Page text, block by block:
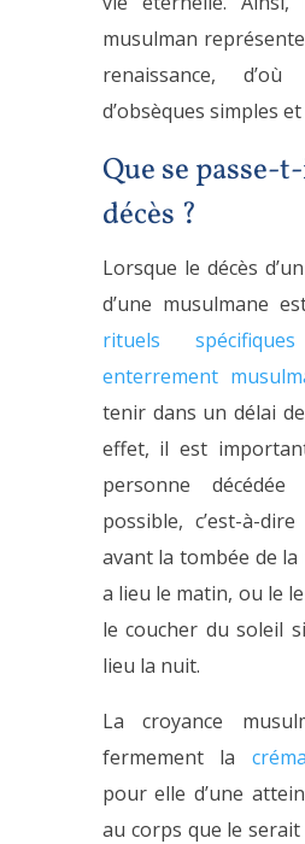
musulman
renaissance,
d’obsèques simples
Que se passe-
décès ?
Lorsque le décès
d’une musulmane
rituels
enterrement
tenir dans un délai
effet, il est
personne
possible, c’est-à-
avant la tombée de la
a lieu le matin, ou le
le coucher du soleil
lieu la nuit.
La croyance
fermement la
pour elle d’une
au corps que le